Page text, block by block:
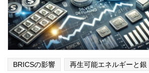
BRICSの影響 再生可能エネルギーと銀
Remember me
Login